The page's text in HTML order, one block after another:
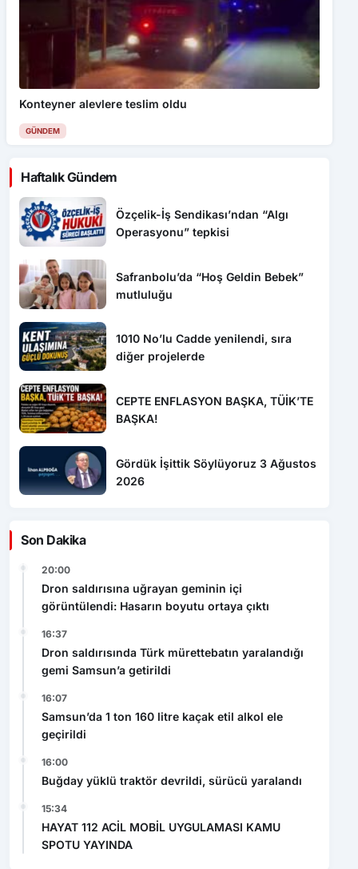
Konteyner alevlere teslim oldu
GÜNDEM
Haftalık Gündem
Özçelik-İş Sendikası’ndan “Algı
Operasyonu” tepkisi
Safranbolu’da “Hoş Geldin Bebek”
mutluluğu
1010 No’lu Cadde yenilendi, sıra
diğer projelerde
CEPTE ENFLASYON BAŞKA, TÜİK’TE
BAŞKA!
Gördük İşittik Söylüyoruz 3 Ağustos
2026
Son Dakika
20:00
Dron saldırısına uğrayan geminin içi
görüntülendi: Hasarın boyutu ortaya çıktı
16:37
Dron saldırısında Türk mürettebatın yaralandığı
gemi Samsun’a getirildi
16:07
Samsun’da 1 ton 160 litre kaçak etil alkol ele
geçirildi
16:00
Buğday yüklü traktör devrildi, sürücü yaralandı
15:34
HAYAT 112 ACİL MOBİL UYGULAMASI KAMU
SPOTU YAYINDA